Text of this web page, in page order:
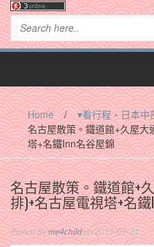
Home / ▾看行程‧日本中
名古屋散策。鐵道館+久屋
塔+名鐵Inn名谷屋錦
名古屋散策。鐵道館+
排)+名古屋電視塔+名
Posted Byme4childon 2015-09-21